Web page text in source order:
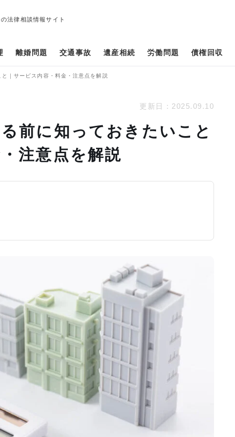
法律相談情報サイト
離婚問題 交通事故 遺産相続 労働問題 債権回収
｜サービス内容・料金・注意点を解説
更新日： 2025.09.10
前に知っておきたいこと
注意点を解説